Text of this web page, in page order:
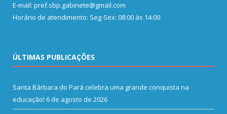
E-mail: pref.sbp.gabinete@gmail.com
Horário de atendimento: Seg-Sex: 08:00 às 14:00
ÚLTIMAS PUBLICAÇÕES
Santa Bárbara do Pará celebra uma grande conquista na
educação! 6 de agosto de 2026